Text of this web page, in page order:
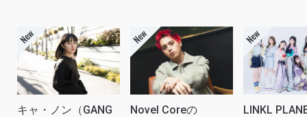
キャ・ノン（GANG
Novel Coreの
LINKL